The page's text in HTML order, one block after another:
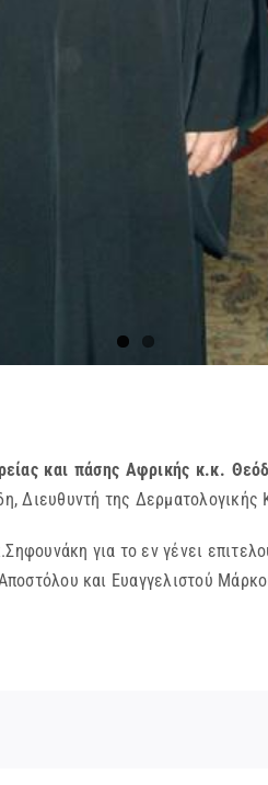
και πάσης Αφρικής κ.κ.
Διευθυντή της Δερματολογικής
για το εν γένει
και Ευαγγελιστού